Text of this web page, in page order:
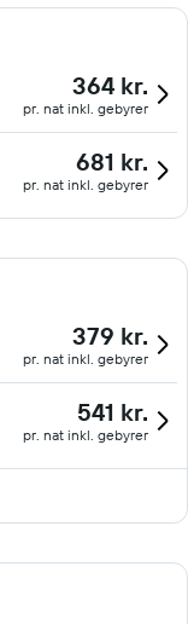
364 kr.
pr. nat inkl. gebyrer
681 kr.
pr. nat inkl. gebyrer
379 kr.
pr. nat inkl. gebyrer
541 kr.
pr. nat inkl. gebyrer